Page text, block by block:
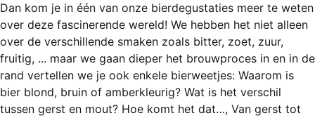
Dan kom je in één van onze bierdegustaties meer te weten
over deze fascinerende wereld! We hebben het niet alleen
over de verschillende smaken zoals bitter, zoet, zuur,
fruitig, ... maar we gaan dieper het brouwproces in en in de
rand vertellen we je ook enkele bierweetjes: Waarom is
bier blond, bruin of amberkleurig? Wat is het verschil
tussen gerst en mout? Hoe komt het dat…, Van gerst tot